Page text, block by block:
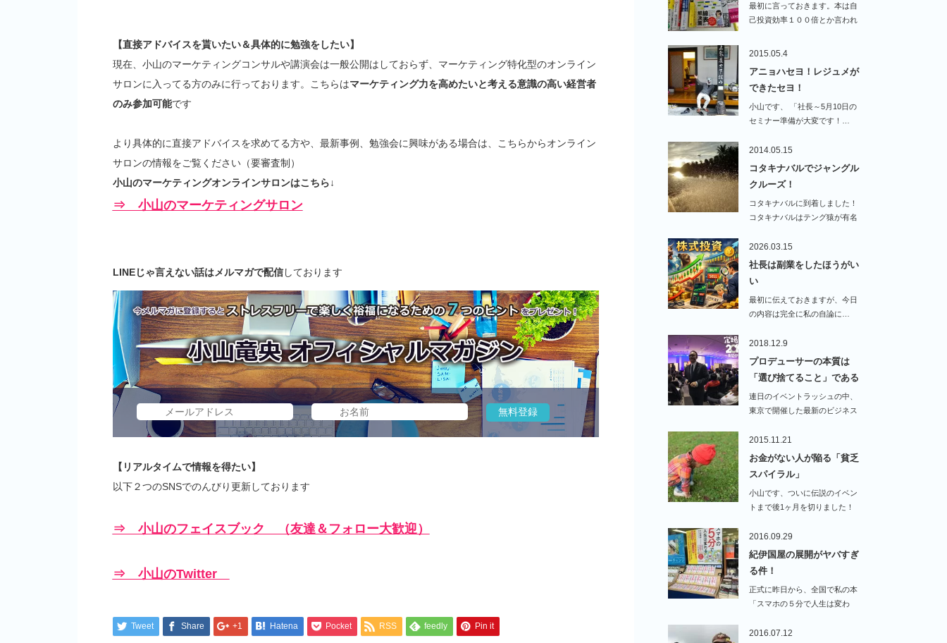
【直接アドバイスを貰いたい＆具体的に勉強をしたい】
現在、小山のマーケティングコンサルや講演会は一般公開はしておらず、マーケティング特化型のオンライン
サロンに入ってる方のみに行っております。こちらはマーケティング力を高めたいと考える意識の高い経営者
のみ参加可能です
より具体的に直接アドバイスを求めてる方や、最新事例、勉強会に興味がある場合は、こちらからオンライン
サロンの情報をご覧ください（要審査制）
小山のマーケティングオンラインサロンはこちら↓
⇒ 小山のマーケティングサロン
LINEじゃ言えない話はメルマガで配信しております
【リアルタイムで情報を得たい】
以下２つのSNSでのんびり更新しております
⇒ 小山のフェイスブック （友達＆フォロー大歓迎）
⇒ 小山のTwitter
Tweet Share +1 Hatena Pocket RSS feedly Pin it
最初に言っておきます。本は自
己投資効率１００倍とか言われ
2015.05.4
アニョハセヨ！レジュメが
できたセヨ！
小山です、 「社長～5月10日の
セミナー準備が大変です！…
2014.05.15
コタキナバルでジャングル
クルーズ！
コタキナバルに到着しました！
コタキナバルはテング猿が有名
2026.03.15
社長は副業をしたほうがい
い
最初に伝えておきますが、今日
の内容は完全に私の自論に…
2018.12.9
プロデューサーの本質は
「選び捨てること」である
連日のイベントラッシュの中、
東京で開催した最新のビジネス
2015.11.21
お金がない人が陥る「貧乏
スパイラル」
小山です、ついに伝説のイベン
トまで後1ヶ月を切りました！
2016.09.29
紀伊国屋の展開がヤバすぎ
る件！
正式に昨日から、全国で私の本
「スマホの５分で人生は変わ
2016.07.12